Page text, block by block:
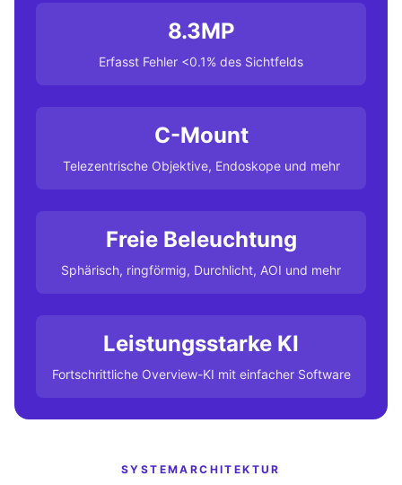
8.3MP
Erfasst Fehler <0.1% des Sichtfelds
C-Mount
Telezentrische Objektive, Endoskope und mehr
Freie Beleuchtung
Sphärisch, ringförmig, Durchlicht, AOI und mehr
Leistungsstarke KI
Fortschrittliche Overview-KI mit einfacher Software
SYSTEMARCHITEKTUR